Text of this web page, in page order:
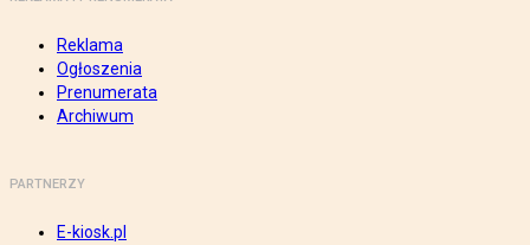
Reklama
Ogłoszenia
Prenumerata
Archiwum
PARTNERZY
E-kiosk.pl